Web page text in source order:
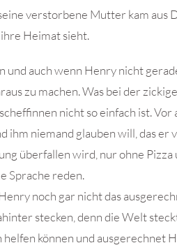
verstorbene Mutter kam aus
Heimat sieht.
und auch wenn Henry nicht
zu machen. Was bei der
nicht so einfach ist.
ihm niemand glauben will, das er
überfallen wird, nur ohne Pizza
Sprache reden.
noch gar nicht das
stecken, denn die Welt
helfen können und ausgerechnet